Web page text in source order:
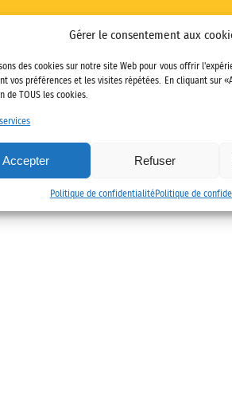
Gérer le consentement aux
des cookies sur notre site Web pour vous offrir
vos préférences et les visites répétées. En cliquant sur
de TOUS les cookies.
Accepter Refuser
Politique de confidentialitéPolitique de
des mobilités Mentions légales